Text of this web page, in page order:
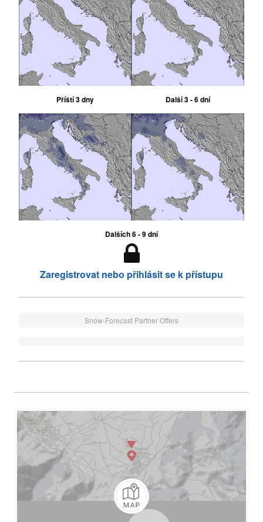
Příští 3 dny Další 3 - 6 dní
Dalších 6 - 9 dní
Zaregistrovat nebo přihlásit se k přístupu
Snow-Forecast Partner Offers